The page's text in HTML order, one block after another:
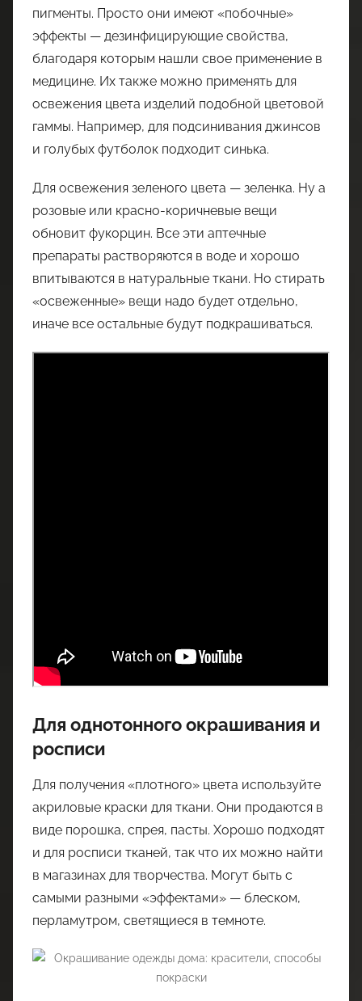
пигменты. Просто они имеют «побочные»
эффекты — дезинфицирующие свойства,
благодаря которым нашли свое применение в
медицине. Их также можно применять для
освежения цвета изделий подобной цветовой
гаммы. Например, для подсинивания джинсов
и голубых футболок подходит синька.
Для освежения зеленого цвета — зеленка. Ну а
розовые или красно-коричневые вещи
обновит фукорцин. Все эти аптечные
препараты растворяются в воде и хорошо
впитываются в натуральные ткани. Но стирать
«освеженные» вещи надо будет отдельно,
иначе все остальные будут подкрашиваться.
Для однотонного окрашивания и
росписи
Для получения «плотного» цвета используйте
акриловые краски для ткани. Они продаются в
виде порошка, спрея, пасты. Хорошо подходят
и для росписи тканей, так что их можно найти
в магазинах для творчества. Могут быть с
самыми разными «эффектами» — блеском,
перламутром, светящиеся в темноте.